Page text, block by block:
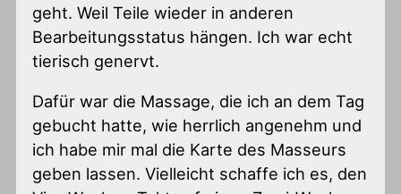
geht. Weil Teile wieder in anderen
Bearbeitungsstatus hängen. Ich war echt
tierisch genervt.
Dafür war die Massage, die ich an dem Tag
gebucht hatte, wie herrlich angenehm und
ich habe mir mal die Karte des Masseurs
geben lassen. Vielleicht schaffe ich es, den